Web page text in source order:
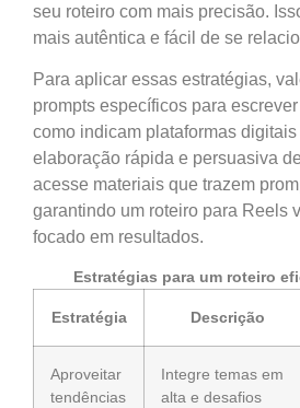
seu roteiro com mais precisão.
mais autêntica e fácil de se
Para aplicar essas estratégias,
prompts específicos para
como indicam plataformas
elaboração rápida e persuasiva
acesse materiais que trazem
garantindo um roteiro para Reels
focado em resultados.
Estratégias para um roteiro
Estratégia Descrição
Aproveitar
tendências
Integre temas em
alta e desafios